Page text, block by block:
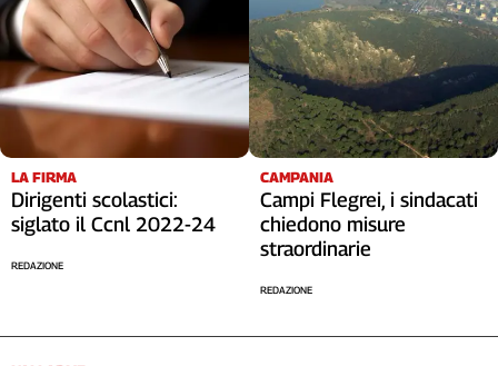
LA FIRMA
Dirigenti scolastici:
siglato il Ccnl 2022-24
REDAZIONE
CAMPANIA
Campi Flegrei, i sindacati
chiedono misure
straordinarie
REDAZIONE